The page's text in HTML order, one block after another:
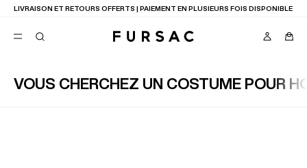
LIVRAISON ET RETOURS OFFERTS | PAIEMENT EN PLUSIEURS FOIS DISPONIBLE
VOUS CHERCHEZ UN COSTUME POUR